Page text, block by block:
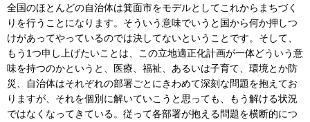
全国のほとんどの自治体は箕面市をモデルとしてこれからまちづく
りを行うことになります。そういう意味でいうと国から何か押しつ
けがあってやっているのでは決してないということです。そして、
もう1つ申し上げたいことは、この立地適正化計画が一体どういう意
味を持つのかというと、医療、福祉、あるいは子育て、環境とか防
災、自治体はそれぞれの部署ごとにきわめて深刻な問題を抱えてお
りますが、それを個別に解いていこうと思っても、もう解ける状況
ではなくなってきている。従って各部署が抱える問題を横断的につ